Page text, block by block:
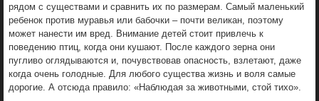
рядом с существами и сравнить их по размерам. Самый маленький
ребенок против муравья или бабочки – почти великан, поэтому
может нанести им вред. Внимание детей стоит привлечь к
поведению птиц, когда они кушают. После каждого зерна они
пугливо оглядываются и, почувствовав опасность, взлетают, даже
когда очень голодные. Для любого существа жизнь и воля самые
дорогие. А отсюда правило: «Наблюдая за животными, стой тихо».